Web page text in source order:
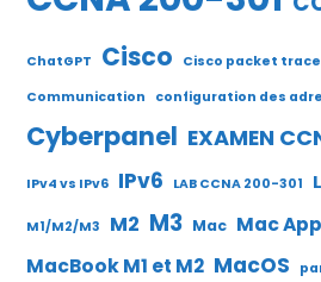
ChatGPT Cisco Cisco packet
Communication
configuration des
Cyberpanel EXAMEN
IPv4 vs IPv6 IPv6 LAB CCNA 200-301
M1/M2/M3 M2 M3 Mac Mac
MacBook M1 et M2 MacOS